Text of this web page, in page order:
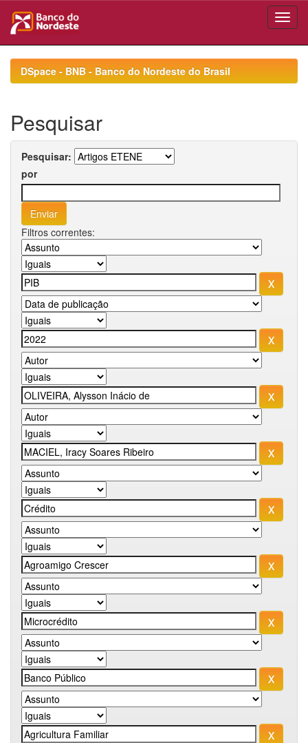
navigationDSpace - BNB - Banco do Nordeste do Brasil
Pesquisar
Pesquisar:
por
Filtros correntes: